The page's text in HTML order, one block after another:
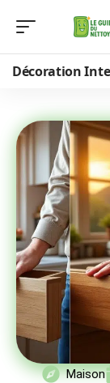
Décoration
Maison